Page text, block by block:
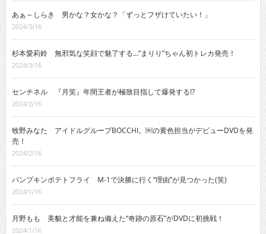
あぁ～しらき 男かな？女かな？「ずっとフザけていたい！」
2024/3/16
杉本愛莉鈴 無邪気な笑顔で魅了する…“まりり”ちゃん初トレカ発売！
2024/3/16
センチネル 『月笑』年間王者が極致目指して爆発する!?
2024/2/16
牧野みなた アイドルグループBOCCHI。￼の黄色担当がデビューDVDを発
売！
2024/2/16
パンプキンポテトフライ M-1で決勝に行く“理由”が見つかった(笑)
2024/1/16
月野もも 美貌と才能を兼ね備えた“奇跡の原石”がDVDに初挑戦！
2024/1/16